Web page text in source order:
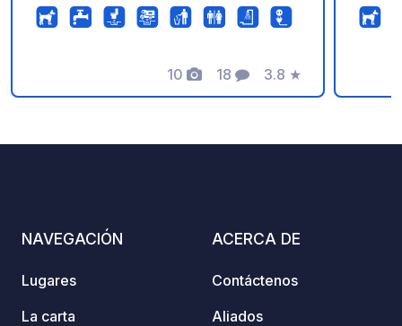
los grifos para fregar, ....disponen hasta
de un lavavajillas!!! los precios varian
Pero si no necesitas llenar agua unos
25 euros. si quieres llenar agua 30.
10
Fotos
18
Comentarios
3.8
Calificación
★
La
NAVEGACIÓN
Lugares
La carta
ACERCA DE
Contáctenos
Aliados